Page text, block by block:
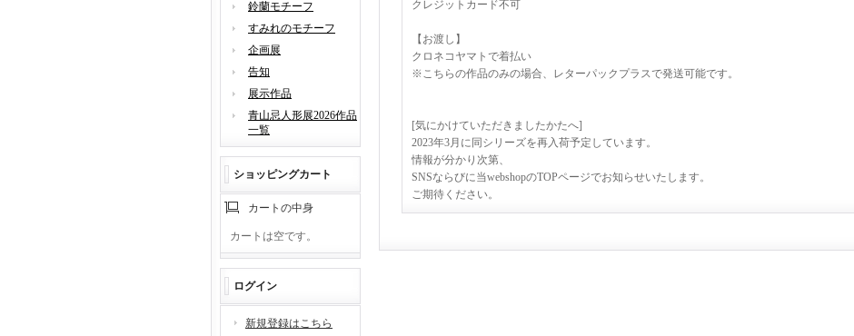
鈴蘭モチーフ
すみれのモチーフ
企画展
告知
展示作品
青山忌人形展2026作品
一覧
ショッピングカート
カートの中身
カートは空です。
ログイン
新規登録はこちら
クレジットカード不可
【お渡し】
クロネコヤマトで着払い
※こちらの作品のみの場合、レターパックプラスで発送可能です。
[気にかけていただきましたかたへ]
2023年3月に同シリーズを再入荷予定しています。
情報が分かり次第、
SNSならびに当webshopのTOPページでお知らせいたします。
ご期待ください。